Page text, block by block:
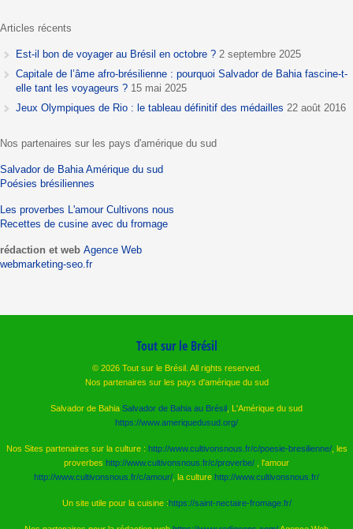
Articles récents
Est-il bon de voyager au Brésil en octobre ? 2 septembre 2025
Capitale de l’âme afro-brésilienne : pourquoi Salvador de Bahia fascine-t-
elle tant les voyageurs ? 15 mai 2025
Jeux Olympiques de Rio : le tableau définitif des médailles 22 août 2016
Nos partenaires sur les pays d'amérique du sud
Salvador de Bahia Amérique du sud
Poésies brésiliennes
Les proverbes L'amour Cultivons nous
Recettes de cusine avec du fromage
rédaction et web Agence Web
webmarketing-seo.fr
Tout sur le Brésil
© 2026 Tout sur le Brésil. All rights reserved.
Nos partenaires sur les pays d'amérique du sud
Salvador de Bahia Salvador de Bahia au Brésil , L'Amérique du sud
https://www.ameriquedusud.org/
Nos Sites partenaires sur la culture : http://www.cultivonsnous.fr/c/poesie-bresilienne/, les
proverbes http://www.cultivonsnous.fr/c/proverbe/
, l'amour
http://www.cultivonsnous.fr/c/amour/ , la culture http://www.cultivonsnous.fr/
Un site utile pour la cuisine :https://saint-nectaire-fromage.fr/